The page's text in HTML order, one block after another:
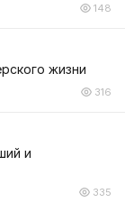
148
жизни
316
и
335